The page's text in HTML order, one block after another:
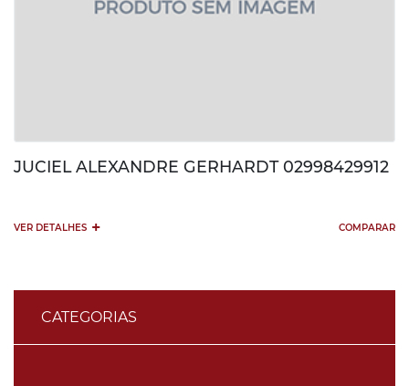
CATEGORIAS
JUCIEL ALEXANDRE GERHARDT 02998429912
VER DETALHES + COMPARAR